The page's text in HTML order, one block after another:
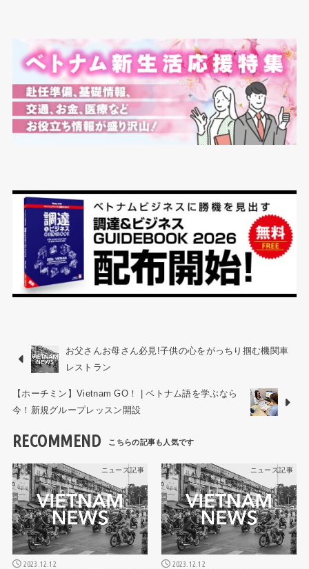
お父さんお母さん必見!子供の心をがっちり掴む機関車
レストラン
【ホーチミン】Vietnam GO！ | ベトナム語を学ぶなら
今！新規グループレッスン開設
RECOMMEND
ニュース記事
2023.12.12
ニュース記事
2023.12.12